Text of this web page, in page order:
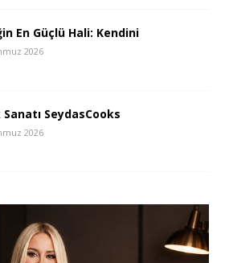
En Güçlü Hali: Kendini
2026
SeydasCooks
2026